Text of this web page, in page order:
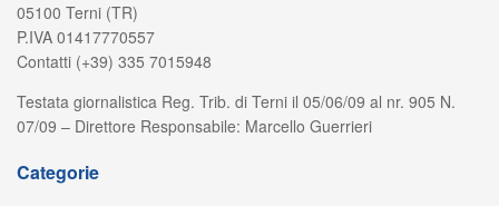
05100 Terni (TR)
P.IVA 01417770557
Contatti (+39) 335 7015948
Testata giornalistica Reg. Trib. di Terni il 05/06/09 al nr. 905 N.
07/09 – Direttore Responsabile: Marcello Guerrieri
Categorie